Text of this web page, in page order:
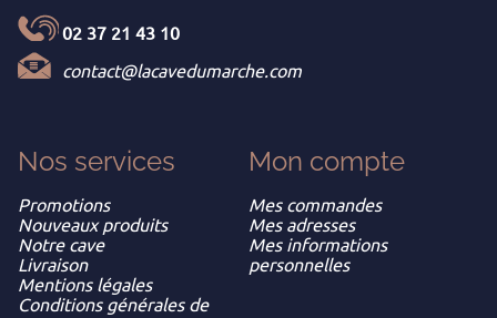
02 37 21 43 10
contact@lacavedumarche.com
Nos services
Promotions
Nouveaux produits
Notre cave
Livraison
Mentions légales
Conditions générales de
Mon compte
Mes commandes
Mes adresses
Mes informations
personnelles